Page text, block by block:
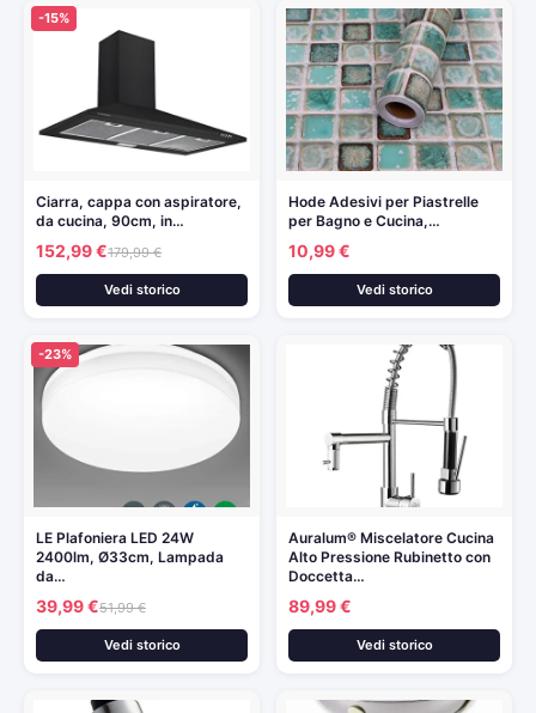
-15%
Ciarra, cappa con aspiratore,
da cucina, 90cm, in…
152,99 €179,99 €
Vedi storico
Hode Adesivi per Piastrelle
per Bagno e Cucina,…
10,99 €
Vedi storico
-23%
LE Plafoniera LED 24W
2400lm, Ø33cm, Lampada
da…
39,99 €51,99 €
Vedi storico
Auralum® Miscelatore Cucina
Alto Pressione Rubinetto con
Doccetta…
89,99 €
Vedi storico